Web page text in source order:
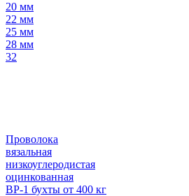
20 мм
22 мм
25 мм
28 мм
32
Проволока
вязальная
низкоуглеродистая
оцинкованная
ВР-1 бухты от 400 кг